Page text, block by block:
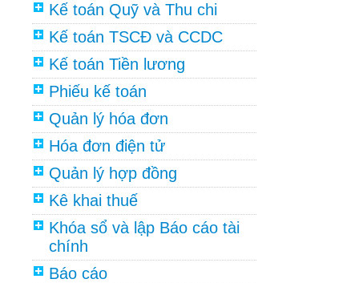
Kế toán Quỹ và Thu chi
Kế toán TSCĐ và CCDC
Kế toán Tiền lương
Phiếu kế toán
Quản lý hóa đơn
Hóa đơn điện tử
Quản lý hợp đồng
Kê khai thuế
Khóa sổ và lập Báo cáo tài
chính
Báo cáo